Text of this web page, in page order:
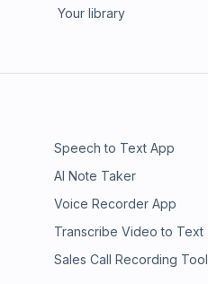
Your library
Speech to Text App
AI Note Taker
Voice Recorder App
Transcribe Video to Text
Sales Call Recording Tool